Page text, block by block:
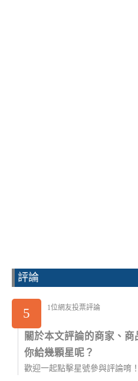
評論
5 1位網友投票評論
關於本文評論的商家、商
你給幾顆星呢？
歡迎一起點擊星號參與評論唷！